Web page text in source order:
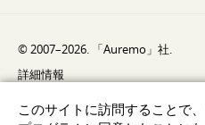
このサイトに訪問することで
© 2007–2026. 「Auremo」社.
詳細情報
AGB（利用規約）